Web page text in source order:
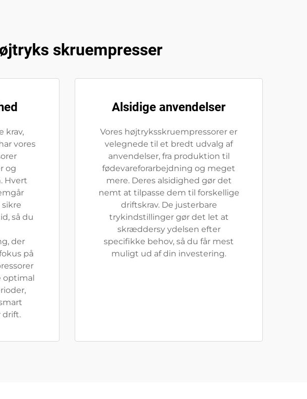
skruempresser
krav,
vores
og
Hvert
så du
der
på
optimal
drift.
Alsidige anvendelser
Vores højtryksskruempressorer er
velegnede til et bredt udvalg af
anvendelser, fra produktion til
fødevareforarbejdning og meget
mere. Deres alsidighed gør det
nemt at tilpasse dem til forskellige
driftskrav. De justerbare
trykindstillinger gør det let at
skræddersy ydelsen efter
specifikke behov, så du får mest
muligt ud af din investering.